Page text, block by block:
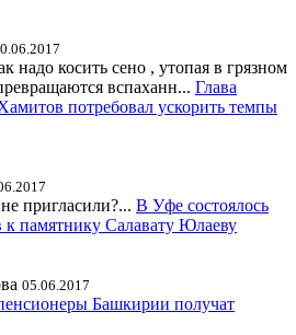
надо косить сено , утопая в грязном
вспаханн... Глава
потребовал ускорить темпы
пригласили?... В Уфе состоялось
к памятнику Салавату Юлаеву
05.06.2017
Башкирии получат